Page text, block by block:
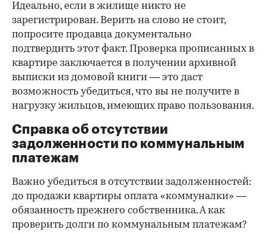
Идеально, если в жилище никто не
зарегистрирован. Верить на слово не стоит,
попросите продавца документально
подтвердить этот факт. Проверка прописанных в
квартире заключается в получении архивной
выписки из домовой книги — это даст
возможность убедиться, что вы не получите в
нагрузку жильцов, имеющих право пользования.
Справка об отсутствии
задолженности по коммунальным
платежам
Важно убедиться в отсутствии задолженностей:
до продажи квартиры оплата «коммуналки» —
обязанность прежнего собственника. А как
проверить долги по коммунальным платежам?